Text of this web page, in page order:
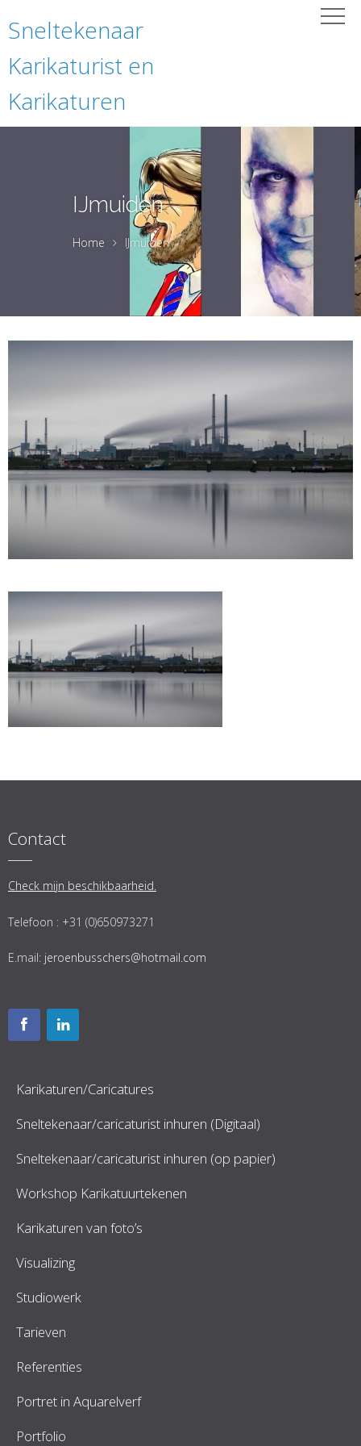
Sneltekenaar
Karikaturist en
Karikaturen
IJmuiden
Home IJmuiden
Contact
Check mijn beschikbaarheid.
Telefoon : +31 (0)650973271
E.mail: jeroenbusschers@hotmail.com
Karikaturen/Caricatures
Sneltekenaar/caricaturist inhuren (Digitaal)
Sneltekenaar/caricaturist inhuren (op papier)
Workshop Karikatuurtekenen
Karikaturen van foto’s
Visualizing
Studiowerk
Tarieven
Referenties
Portret in Aquarelverf
Portfolio